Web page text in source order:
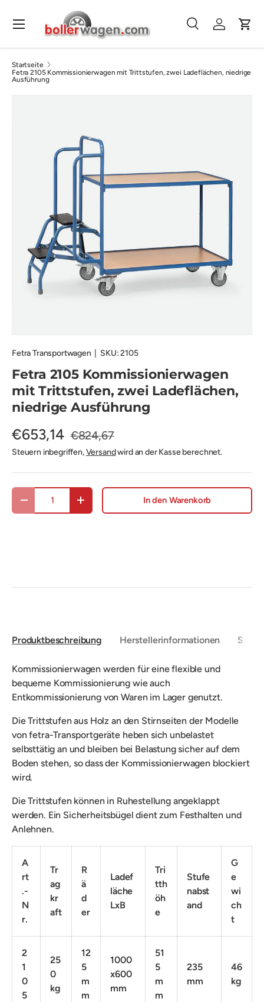
Direkt zum Inhalt
Suchen
SucheEinloggen
Menü
Startseite
Fetra 2105 Kommissionierwagen mit Trittstufen, zwei Ladeflächen, niedrige
Ausführung
Fetra Transportwagen| SKU:2105
Fetra 2105 Kommissionierwagen
mit Trittstufen, zwei Ladeflächen,
niedrige Ausführung
€653,14 €824,67
Steuern inbegriffen,Versandwird an der Kasse berechnet.
Anzahl
Menge verringernMenge erhöhen In den Warenkorb
Produktbeschreibung Herstellerinformationen
Kommissionierwagen werden für eine flexible und
bequeme Kommissionierung wie auch
Entkommissionierung von Waren im Lager genutzt.
Die Trittstufen aus Holz an den Stirnseiten der Modelle
von fetra-Transportgeräte heben sich unbelastet
selbsttätig an und bleiben bei Belastung sicher auf dem
Boden stehen, so dass der Kommissionierwagen blockiert
wird.
Die Trittstufen können in Ruhestellung angeklappt
werden. Ein Sicherheitsbügel dient zum Festhalten und
Anlehnen.
A
rt
.-
N
r.
Tr
ag
kr
aft
R
ä
d
er
Ladef
läche
LxB
Tri
tth
öh
e
Stufe
nabst
and
G
e
wi
ch
t
2
1
0
5
25
0
kg
12
5
m
m
1000
x600
mm
51
5
m
m
235
mm
46
kg